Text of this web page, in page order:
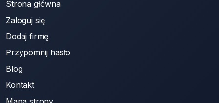
Strona główna
Zaloguj się
Dodaj firmę
Przypomnij hasło
Blog
Kontakt
Mapa strony